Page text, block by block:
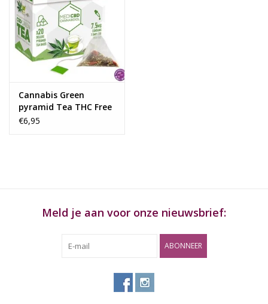
Psychedelic
Rituals & Wierook
SaleCannabis Green
pyramid Tea THC Free
with 7.5mg CBD
€6,95
Meld je aan voor onze nieuwsbrief:
ABONNEER